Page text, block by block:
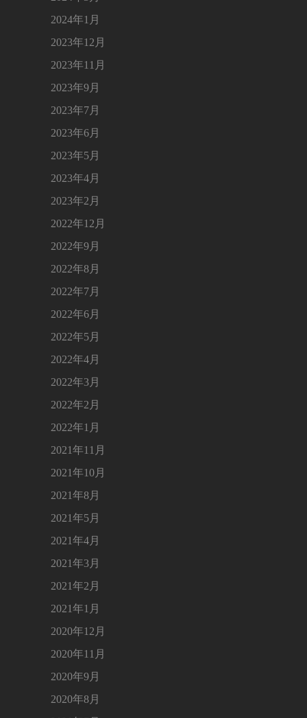
2024年1月
2023年12月
2023年11月
2023年9月
2023年7月
2023年6月
2023年5月
2023年4月
2023年2月
2022年12月
2022年9月
2022年8月
2022年7月
2022年6月
2022年5月
2022年4月
2022年3月
2022年2月
2022年1月
2021年11月
2021年10月
2021年8月
2021年5月
2021年4月
2021年3月
2021年2月
2021年1月
2020年12月
2020年11月
2020年9月
2020年8月